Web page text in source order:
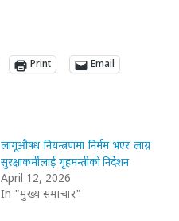
Print Email
लागूऔषध नियन्त्रणमा निर्मम भएर लाग्न
सुरक्षाकर्मीलाई गृहमन्त्रीको निर्देशन
April 12, 2026
In "मुख्य समाचार"